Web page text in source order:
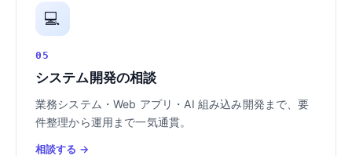
💻
05
システム開発の相談
業務システム・Web アプリ・AI 組み込み開発まで、要
件整理から運用まで一気通貫。
相談する →